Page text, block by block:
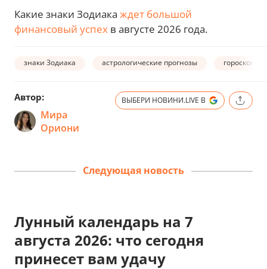
Какие знаки Зодиака ждет большой
финансовый успех в августе 2026 года.
знаки Зодиака астрологические прогнозы гороскоп
Автор:
Мира
Ориони
ВЫБЕРИ НОВИНИ.LIVE В
Следующая новость
Лунный календарь на 7
августа 2026: что сегодня
принесет вам удачу